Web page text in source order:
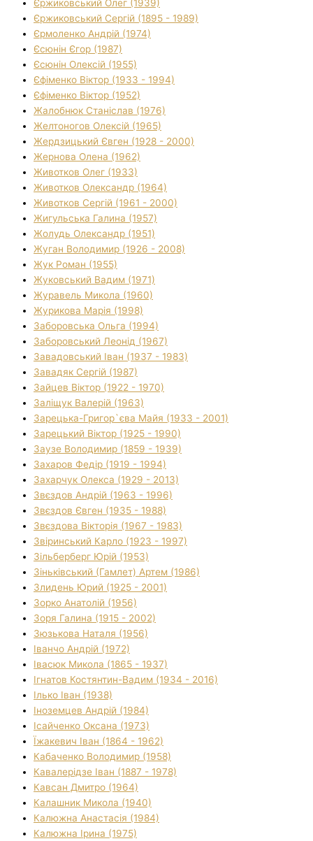
Єржиковський Олег (1939)
Єржиковський Сергій (1895 - 1989)
Єрмоленко Андрій (1974)
Єсюнін Єгор (1987)
Єсюнін Олексій (1955)
Єфіменко Віктор (1933 - 1994)
Єфіменко Віктор (1952)
Жалобнюк Станіслав (1976)
Желтоногов Олексій (1965)
Жердзицький Євген (1928 - 2000)
Жернова Олена (1962)
Животков Олег (1933)
Животков Олександр (1964)
Животков Сергій (1961 - 2000)
Жигульська Галина (1957)
Жолудь Олександр (1951)
Жуган Володимир (1926 - 2008)
Жук Роман (1955)
Жуковський Вадим (1971)
Журавель Микола (1960)
Журикова Марія (1998)
Заборовська Ольга (1994)
Заборовський Леонід (1967)
Завадовський Іван (1937 - 1983)
Завадяк Сергій (1987)
Зайцев Віктор (1922 - 1970)
Заліщук Валерій (1963)
Зарецька-Григор`єва Майя (1933 - 2001)
Зарецький Віктор (1925 - 1990)
Заузе Володимир (1859 - 1939)
Захаров Федір (1919 - 1994)
Захарчук Олекса (1929 - 2013)
Звєздов Андрій (1963 - 1996)
Звєздов Євген (1935 - 1988)
Звєздова Вікторія (1967 - 1983)
Звіринський Карло (1923 - 1997)
Зільберберг Юрій (1953)
Зіньківський (Гамлет) Артем (1986)
Злидень Юрий (1925 - 2001)
Зорко Анатолій (1956)
Зоря Галина (1915 - 2002)
Зюзькова Наталя (1956)
Іванчо Андрій (1972)
Івасюк Микола (1865 - 1937)
Ігнатов Костянтин-Вадим (1934 - 2016)
Ілько Іван (1938)
Іноземцев Андрій (1984)
Ісайченко Оксана (1973)
Їжакевич Іван (1864 - 1962)
Кабаченко Володимир (1958)
Кавалерідзе Іван (1887 - 1978)
Кавсан Дмитро (1964)
Калашник Микола (1940)
Калюжна Анастасія (1984)
Калюжна Ірина (1975)